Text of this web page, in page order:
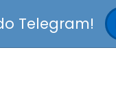
Telegram!